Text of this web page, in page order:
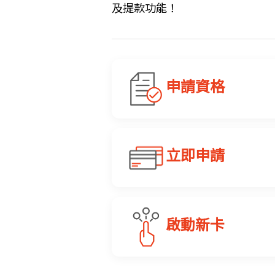
及提款功能！
申請資格
SupremeGold
Supreme
立即申請
你可透過 BEA Mobile 或親臨
啟動新卡